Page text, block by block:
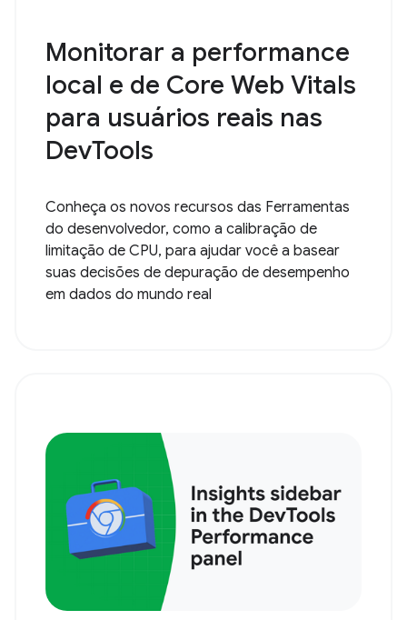
Monitorar a performance
local e de Core Web Vitals
para usuários reais nas
DevTools
Conheça os novos recursos das Ferramentas
do desenvolvedor, como a calibração de
limitação de CPU, para ajudar você a basear
suas decisões de depuração de desempenho
em dados do mundo real